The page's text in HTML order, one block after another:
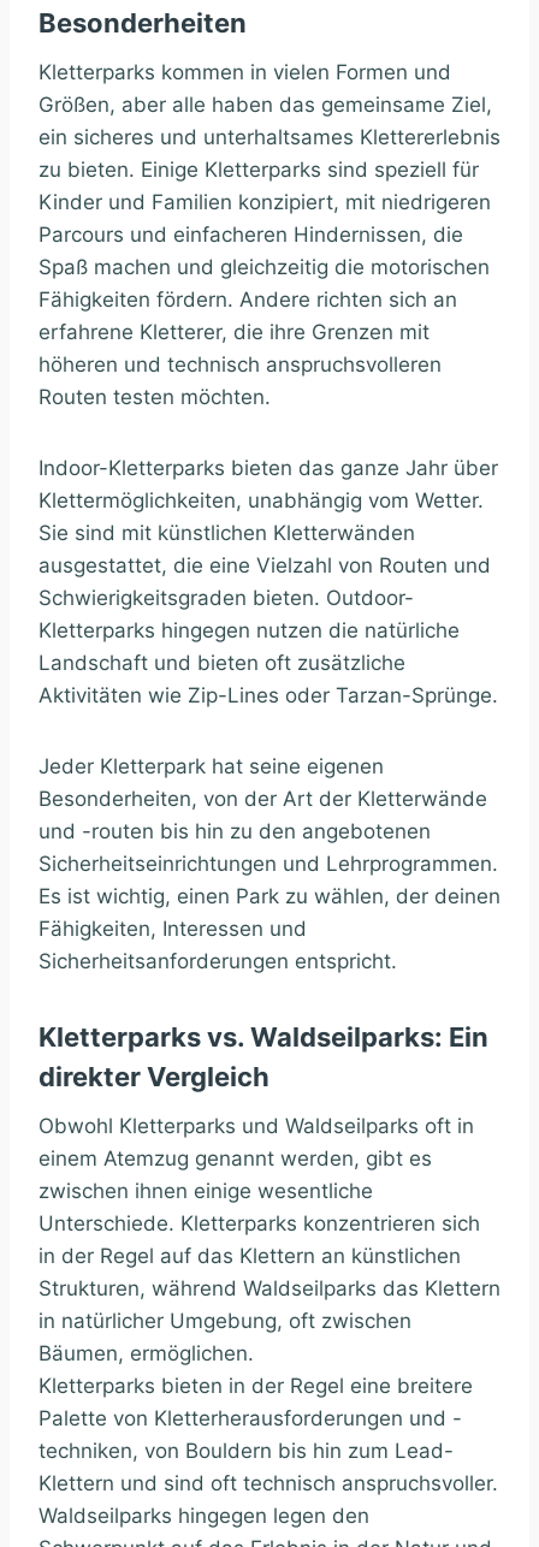
Besonderheiten
Kletterparks kommen in vielen Formen und
Größen, aber alle haben das gemeinsame Ziel,
ein sicheres und unterhaltsames Klettererlebnis
zu bieten. Einige Kletterparks sind speziell für
Kinder und Familien konzipiert, mit niedrigeren
Parcours und einfacheren Hindernissen, die
Spaß machen und gleichzeitig die motorischen
Fähigkeiten fördern. Andere richten sich an
erfahrene Kletterer, die ihre Grenzen mit
höheren und technisch anspruchsvolleren
Routen testen möchten.
Indoor-Kletterparks bieten das ganze Jahr über
Klettermöglichkeiten, unabhängig vom Wetter.
Sie sind mit künstlichen Kletterwänden
ausgestattet, die eine Vielzahl von Routen und
Schwierigkeitsgraden bieten. Outdoor-
Kletterparks hingegen nutzen die natürliche
Landschaft und bieten oft zusätzliche
Aktivitäten wie Zip-Lines oder Tarzan-Sprünge.
Jeder Kletterpark hat seine eigenen
Besonderheiten, von der Art der Kletterwände
und -routen bis hin zu den angebotenen
Sicherheitseinrichtungen und Lehrprogrammen.
Es ist wichtig, einen Park zu wählen, der deinen
Fähigkeiten, Interessen und
Sicherheitsanforderungen entspricht.
Kletterparks vs. Waldseilparks: Ein
direkter Vergleich
Obwohl Kletterparks und Waldseilparks oft in
einem Atemzug genannt werden, gibt es
zwischen ihnen einige wesentliche
Unterschiede. Kletterparks konzentrieren sich
in der Regel auf das Klettern an künstlichen
Strukturen, während Waldseilparks das Klettern
in natürlicher Umgebung, oft zwischen
Bäumen, ermöglichen.
Kletterparks bieten in der Regel eine breitere
Palette von Kletterherausforderungen und -
techniken, von Bouldern bis hin zum Lead-
Klettern und sind oft technisch anspruchsvoller.
Waldseilparks hingegen legen den